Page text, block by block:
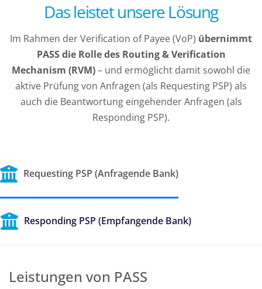
Das leistet unsere Lösung
Im Rahmen der Verification of Payee (VoP) übernimmt
PASS die Rolle des Routing & Verification
Mechanism (RVM)– und ermöglicht damit sowohl die
aktive Prüfung von Anfragen (als Requesting PSP) als
auch die Beantwortung eingehender Anfragen (als
Responding PSP).
Requesting PSP (Anfragende Bank)
Responding PSP (Empfangende Bank)
Leistungen von PASS